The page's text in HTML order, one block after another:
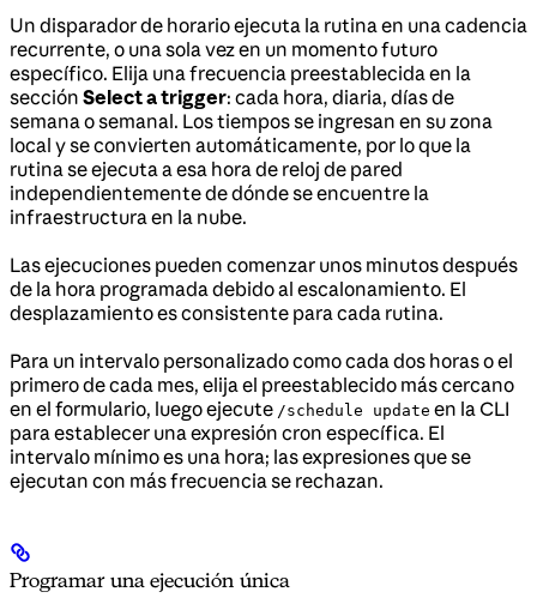
Un disparador de horario ejecuta la rutina en una cadencia
recurrente, o una sola vez en un momento futuro
específico. Elija una frecuencia preestablecida en la
sección Select a trigger: cada hora, diaria, días de
semana o semanal. Los tiempos se ingresan en su zona
local y se convierten automáticamente, por lo que la
rutina se ejecuta a esa hora de reloj de pared
independientemente de dónde se encuentre la
infraestructura en la nube.
Las ejecuciones pueden comenzar unos minutos después
de la hora programada debido al escalonamiento. El
desplazamiento es consistente para cada rutina.
Para un intervalo personalizado como cada dos horas o el
primero de cada mes, elija el preestablecido más cercano
en el formulario, luego ejecute /schedule update en la CLI
para establecer una expresión cron específica. El
intervalo mínimo es una hora; las expresiones que se
ejecutan con más frecuencia se rechazan.
Programar una ejecución única